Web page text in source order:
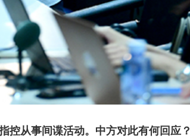
控从事间谍活动。中方对此有何回应？